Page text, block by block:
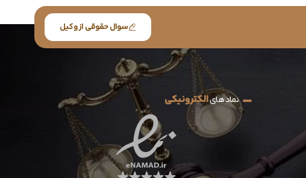
سوال حقوقی از وکیل
نماد هایالکترونیکی